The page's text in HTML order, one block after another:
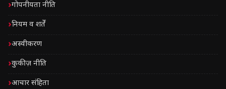
गोपनीयता नीति
नियम व शर्तें
अस्वीकरण
कुकीज़ नीति
आचार संहिता